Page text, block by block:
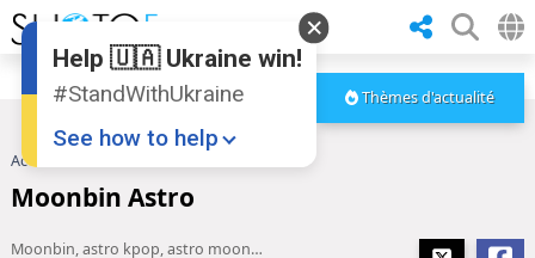
Thèmes d'actualité
Accueil
Moonbin Astro
Moonbin, astro kpop, astro moonbin mort, astro, astro moonbin, moon bin
Help 🇺🇦 Ukraine win!
#StandWithUkraine
See how to help